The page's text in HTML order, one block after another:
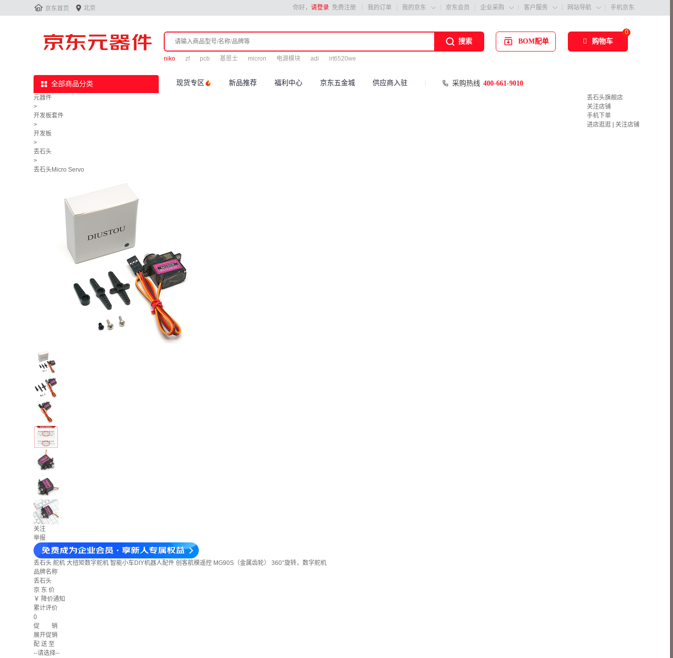
 京东首页  北京 你好， 请登录 免费注册 我的订单 我的京东  京东会员 企业采购  客户服务  网站导航  手机京东
搜索
niko zf pcb 基恩士 micron 电源模块 adi irt6520we
BOM配单
0
购物车
全部商品分类 现货专区 新品推荐 福利中心 京东五金城 供应商入驻 采购热线 400-661-9010
元器件
>
开发板套件
>
开发板
>
丢石头
>
丢石头Micro Servo
丢石头旗舰店
关注店铺
手机下单
进店逛逛
关注店铺
关注
举报
丢石头 舵机 大扭矩数字舵机 智能小车DIY机器人配件 创客航模遥控 MG90S（金属齿轮） 360°旋转，数字舵机
品牌名称
丢石头
京 东 价
￥ 降价通知
累计评价
0
促 销
展开促销
配 送 至
--请选择--